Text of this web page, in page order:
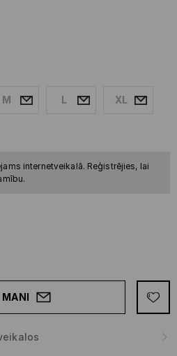
M L XL
internetveikalā. Reģistrējies, lai
MANI